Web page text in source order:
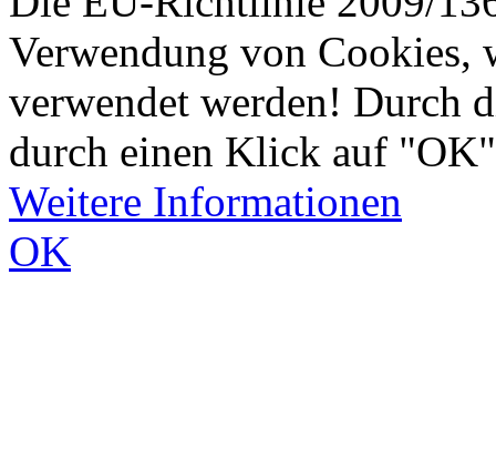
Verwendung von Cookies,
verwendet werden! Durch
durch einen Klick auf
Weitere Informationen
OK